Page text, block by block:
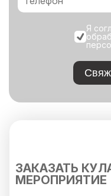
Я
ЗАКАЗАТЬ
МЕРОПРИЯТИЕ